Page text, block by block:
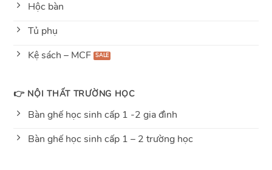
Hộc bàn
Tủ phụ
Kệ sách – MCF
👉 NỘI THẤT TRƯỜNG HỌC
Bàn ghế học sinh cấp 1 -2 gia đình
Bàn ghế học sinh cấp 1 – 2 trường học